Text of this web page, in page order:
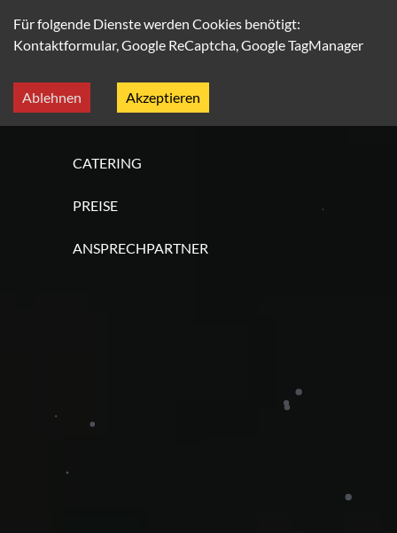
CATERING
PREISE
ANSPRECHPARTNER
Für folgende Dienste werden Cookies benötigt:
Kontaktformular, Google ReCaptcha, Google TagManager
Ablehnen Akzeptieren